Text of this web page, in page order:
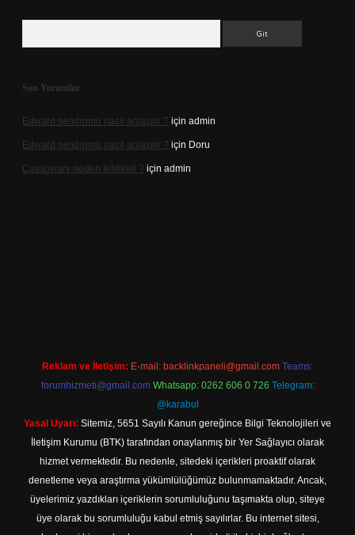
Son Yorumlar
Edward sendromu nasıl anlaşılır ? için admin
Edward sendromu nasıl anlaşılır ? için Doru
Cassowary neden tehlikeli ? için admin
Reklam ve İletişim: E-mail: backlinkpaneli@gmail.com Teams:
forumhizmeti@gmail.com Whatsapp: 0262 606 0 726 Telegram:
@karabul
Yasal Uyarı: Sitemiz, 5651 Sayılı Kanun gereğince Bilgi Teknolojileri ve
İletişim Kurumu (BTK) tarafından onaylanmış bir Yer Sağlayıcı olarak
hizmet vermektedir. Bu nedenle, sitedeki içerikleri proaktif olarak
denetleme veya araştırma yükümlülüğümüz bulunmamaktadır. Ancak,
üyelerimiz yazdıkları içeriklerin sorumluluğunu taşımakta olup, siteye
üye olarak bu sorumluluğu kabul etmiş sayılırlar. Bu internet sitesi,